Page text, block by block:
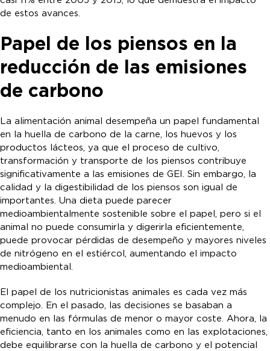
de estos avances.
Papel de los piensos en la
reducción de las emisiones
de carbono
La alimentación animal desempeña un papel fundamental
en la huella de carbono de la carne, los huevos y los
productos lácteos, ya que el proceso de cultivo,
transformación y transporte de los piensos contribuye
significativamente a las emisiones de GEI. Sin embargo, la
calidad y la digestibilidad de los piensos son igual de
importantes. Una dieta puede parecer
medioambientalmente sostenible sobre el papel, pero si el
animal no puede consumirla y digerirla eficientemente,
puede provocar pérdidas de desempeño y mayores niveles
de nitrógeno en el estiércol, aumentando el impacto
medioambiental.
El papel de los nutricionistas animales es cada vez más
complejo. En el pasado, las decisiones se basaban a
menudo en las fórmulas de menor o mayor coste. Ahora, la
eficiencia, tanto en los animales como en las explotaciones,
debe equilibrarse con la huella de carbono y el potencial